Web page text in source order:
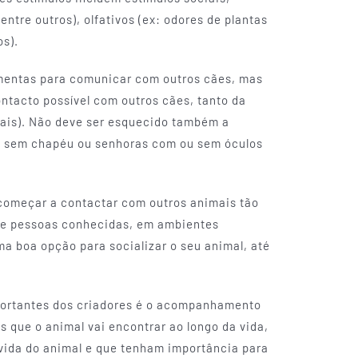
outros), olfativos (ex: odores de plantas
para comunicar com outros cães, mas
possível com outros cães, tanto da
Não deve ser esquecido também a
chapéu ou senhoras com ou sem óculos
a contactar com outros animais tão
pessoas conhecidas, em ambientes
boa opção para socializar o seu animal, até
dos criadores é o acompanhamento
que o animal vai encontrar ao longo da vida,
do animal e que tenham importância para